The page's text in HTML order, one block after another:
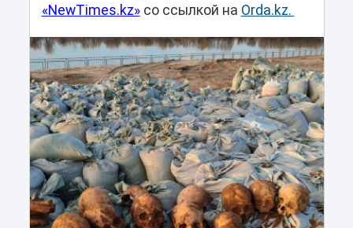
«NewTimes.kz»со ссылкой на Orda.kz.